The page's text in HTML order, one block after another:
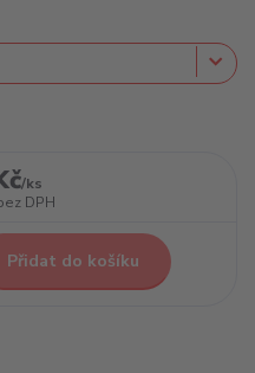
/ks
DPH
Přidat do košíku